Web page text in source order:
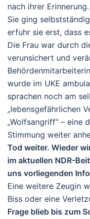
nach ihrer
Sie ging
erfuhr sie erst, dass
Die Frau war durch
verunsichert und
wurde im UKE
sprachen noch am
„lebensgefährlichen
„Wolfsangriff“ – eine
Stimmung weiter
Tod weiter. Wieder
im aktuellen NDR-
uns vorliegenden
Eine weitere Zeugin
Biss oder eine
Frage blieb bis zum